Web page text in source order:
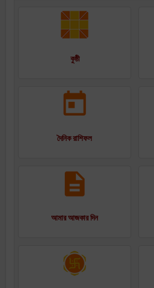
কুষ্ঠী
দৈনিক রাশিফল
আমার আজকার দিন